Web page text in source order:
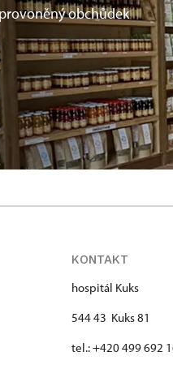
obchůdek
KONTAKT
hospitál Kuks
544 43 Kuks 81
tel.: +420 499 692